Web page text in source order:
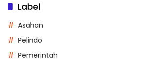
Label
Asahan
Pelindo
Pemerintah